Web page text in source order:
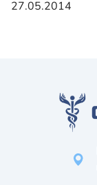
27.05.2014